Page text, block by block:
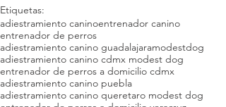
Etiquetas:
adiestramiento caninoentrenador canino
entrenador de perros
adiestramiento canino guadalajaramodestdog
adiestramiento canino cdmx modest dog
entrenador de perros a domicilio cdmx
adiestramiento canino puebla
adiestramiento canino queretaro modest dog